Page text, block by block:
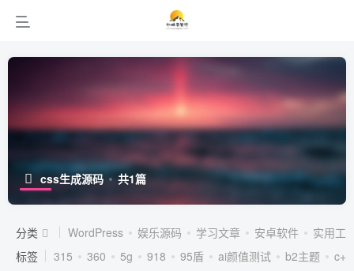
css生成源码 共1篇
分类 WordPress 娱乐源码 学习文章 安卓软件
实用工
标签
315 360 5g 918 95盾 ai颜值测试 b2主题
c++